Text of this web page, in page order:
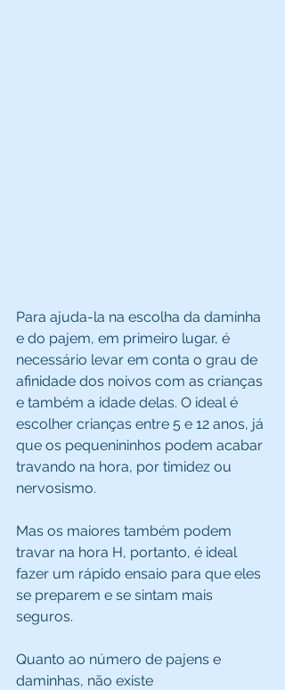
Para ajuda-la na escolha da daminha
e do pajem, em primeiro lugar, é
necessário levar em conta o grau de
afinidade dos noivos com as crianças
e também a idade delas. O ideal é
escolher crianças entre 5 e 12 anos, já
que os pequenininhos podem acabar
travando na hora, por timidez ou
nervosismo.
Mas os maiores também podem
travar na hora H, portanto, é ideal
fazer um rápido ensaio para que eles
se preparem e se sintam mais
seguros.
Quanto ao número de pajens e
daminhas, não existe